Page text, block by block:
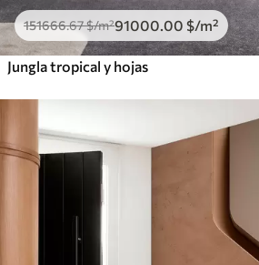
151666.67$/m²91000.00 $/m²
Jungla tropical y hojas